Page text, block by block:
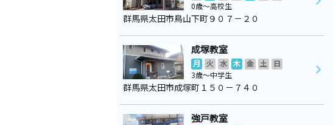
0歳～高校生
群馬県太田市鳥山下町９０７－２０
成塚教室
月 火 水 木 金 土
日
3歳～中学生
群馬県太田市成塚町１５０－７４０
強戸教室